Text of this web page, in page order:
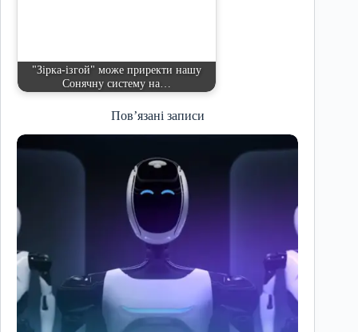
"Зірка-ізгой" може приректи нашу
Сонячну систему на…
Пов’язані записи